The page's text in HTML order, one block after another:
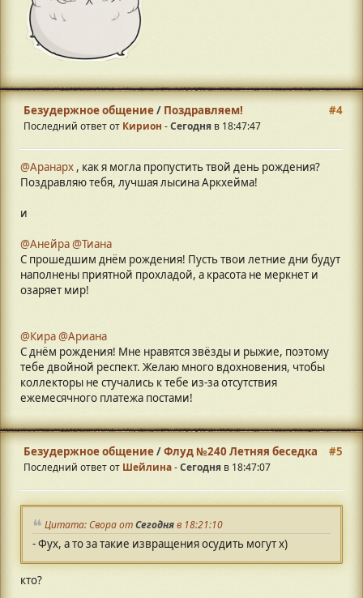
#4
Безудержное общение/ Поздравляем!
Последний ответ от Кирион -Сегодня в 18:47:47
@Аранарх , как я могла пропустить твой день рождения?
Поздравляю тебя, лучшая лысина Аркхейма!
и
@Анейра@Тиана
С прошедшим днём рождения! Пусть твои летние дни будут
наполнены приятной прохладой, а красота не меркнет и
озаряет мир!
@Кира@Ариана
С днём рождения! Мне нравятся звёзды и рыжие, поэтому
тебе двойной респект. Желаю много вдохновения, чтобы
коллекторы не стучались к тебе из-за отсутствия
ежемесячного платежа постами!
#5
Безудержное общение/Флуд №240 Летняя беседка
Последний ответ от Шейлина-Сегодня в 18:47:07
Цитата: Свора отСегодняв 18:21:10
- Фух, а то за такие извращения осудить могут х)
кто?